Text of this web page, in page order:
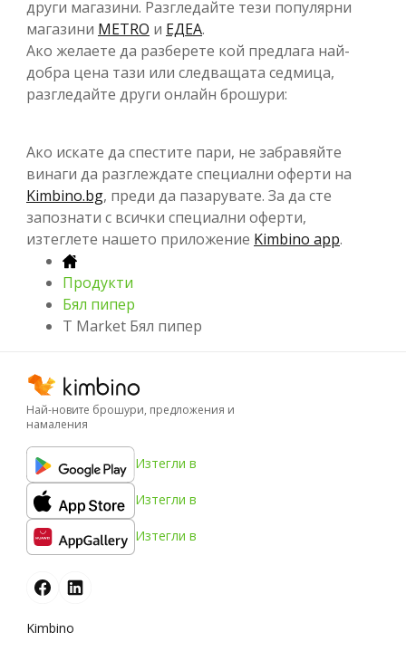
други магазини. Разгледайте тези популярни
магазини METRO и ЕДЕА.
Ако желаете да разберете кой предлага най-
добра цена тази или следващата седмица,
разгледайте други онлайн брошури:
Ако искате да спестите пари, не забравяйте
винаги да разглеждате специални оферти на
Kimbino.bg, преди да пазарувате. За да сте
запознати с всички специални оферти,
изтеглете нашето приложение Kimbino app.
Продукти
Бял пипер
T Market Бял пипер
Най-новите брошури, предложения и
намаления
Изтегли в
Изтегли в
Изтегли в
Kimbino